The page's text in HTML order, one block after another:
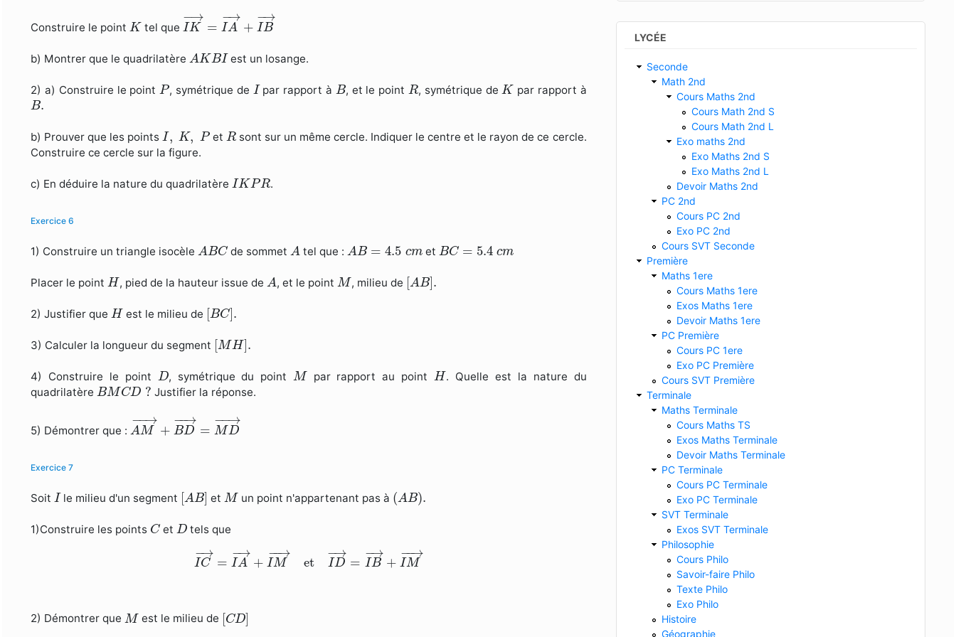
Construire le pointK
K tel que
−→
IK =
−→
IA +
−→
IB
IK→ A→+ B→
b) Montrer que le quadrilatèreAKBI
A KBI est un losange.
2) a) Construire le pointP
P, symétrique de I
I par rapport à B
B, et le pointR
R, symétrique deK
K par rapport à
B.
B.
b) Prouver que les pointsI, K, P
I, K, P et R
Rsont sur un même cercle. Indiquer le centre et le rayon de ce cercle.
Construire ce cercle sur la figure.
c) En déduire la nature du quadrilatèreIKPR
IKPR .
Exercice 6
1) Construire un triangle isocèleABC
A BCde sommet A
Atel que : AB = 4.5 cm
A B= 4.5 cm et BC = 5.4 cm
BC= 5.4 c m
Placer le pointH
H , pied de la hauteur issue deA
A, et le pointM
M, milieu de [AB].
[ A B]
2) Justifier queH
H est le milieu de [BC].
[BC]
3) Calculer la longueur du segment [MH].
[MH]
4) Construire le point D
D, symétrique du pointM
M par rapport au pointH
H . Quelle est la nature du
quadrilatèreBMCD ?
BMCD? Justifier la réponse.
5) Démontrer que :
−−→
AM +
−
−→
BD =
−−→
MD
AM→ BD→ MD→
Exercice 7
SoitI
I le milieu d'un segment [AB]
[ A B] etM
M un point n'appartenant pas à (AB).
( A B).
1)Construire les points C
Cet D
Dtels que
−→
IC =
−→
IA +
−
−→
IM et
−→
ID =
−→
IB +
−
−→
IM
C A M = +
2) Démontrer que M
Mest le milieu de [CD]
[CD]
LYCÉE
Seconde
Math 2nd
Cours Maths 2nd
Cours Math 2nd S
Cours Math 2nd L
Exo maths 2nd
Exo Maths 2nd S
Exo Maths 2nd L
Devoir Maths 2nd
PC 2nd
Cours PC 2nd
Exo PC 2nd
Cours SVT Seconde
Première
Maths 1ere
Cours Maths 1ere
Exos Maths 1ere
Devoir Maths 1ere
PC Première
Cours PC 1ere
Exo PC Première
Cours SVT Première
Terminale
Maths Terminale
Cours Maths TS
Exos Maths Terminale
Devoir Maths Terminale
PC Terminale
Cours PC Terminale
Exo PC Terminale
SVT Terminale
Exos SVT Terminale
Philosophie
Cours Philo
Savoir-faire Philo
Texte Philo
Exo Philo
Histoire
Géographie